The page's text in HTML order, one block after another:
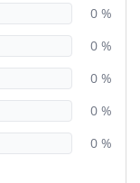
0 %
0 %
0 %
0 %
0 %